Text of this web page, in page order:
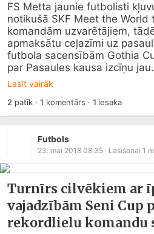
FS Metta jaunie futbolisti
notikušā SKF Meet the World
komandām uzvarētājiem,
apmaksātu ceļazīmi uz
futbola sacensībām Gothia
par Pasaules kausa izcīņu
Lasīt vairāk
2 patīk ·1 komentārs · 1 iesaka
Futbols
23. mai 2018 08:35 · Lasīšanai 1
Turnīrs cilvēkiem ar
vajadzībām Seni Cup
rekordlielu komandu